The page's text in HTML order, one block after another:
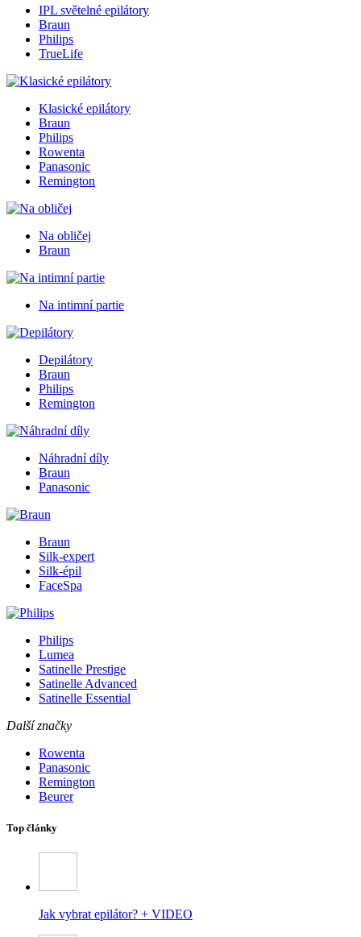
IPL světelné epilátory
Braun
Philips
TrueLife
Klasické epilátory
Braun
Philips
Rowenta
Panasonic
Remington
Na obličej
Braun
Na intimní partie
Depilátory
Braun
Philips
Remington
Náhradní díly
Braun
Panasonic
Braun
Silk-expert
Silk-épil
FaceSpa
Philips
Lumea
Satinelle Prestige
Satinelle Advanced
Satinelle Essential
Další značky
Rowenta
Panasonic
Remington
Beurer
Top články
Jak vybrat epilátor? + VIDEO